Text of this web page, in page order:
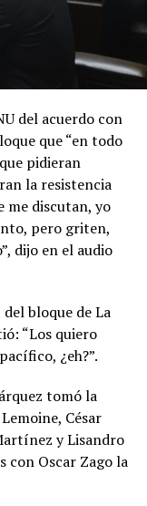
del acuerdo con
que “en todo
pidieran
la resistencia
me discutan, yo
pero griten,
dijo en el audio
bloque de La
“Los quiero
¿eh?”.
tomó la
César
y Lisandro
con Oscar Zago la